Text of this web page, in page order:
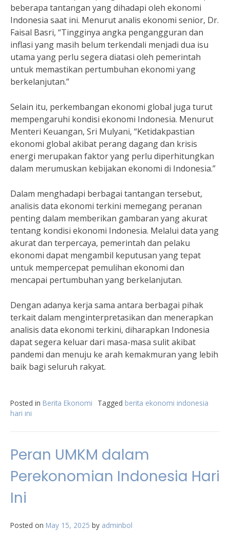
beberapa tantangan yang dihadapi oleh ekonomi
Indonesia saat ini. Menurut analis ekonomi senior, Dr.
Faisal Basri, “Tingginya angka pengangguran dan
inflasi yang masih belum terkendali menjadi dua isu
utama yang perlu segera diatasi oleh pemerintah
untuk memastikan pertumbuhan ekonomi yang
berkelanjutan.”
Selain itu, perkembangan ekonomi global juga turut
mempengaruhi kondisi ekonomi Indonesia. Menurut
Menteri Keuangan, Sri Mulyani, “Ketidakpastian
ekonomi global akibat perang dagang dan krisis
energi merupakan faktor yang perlu diperhitungkan
dalam merumuskan kebijakan ekonomi di Indonesia.”
Dalam menghadapi berbagai tantangan tersebut,
analisis data ekonomi terkini memegang peranan
penting dalam memberikan gambaran yang akurat
tentang kondisi ekonomi Indonesia. Melalui data yang
akurat dan terpercaya, pemerintah dan pelaku
ekonomi dapat mengambil keputusan yang tepat
untuk mempercepat pemulihan ekonomi dan
mencapai pertumbuhan yang berkelanjutan.
Dengan adanya kerja sama antara berbagai pihak
terkait dalam menginterpretasikan dan menerapkan
analisis data ekonomi terkini, diharapkan Indonesia
dapat segera keluar dari masa-masa sulit akibat
pandemi dan menuju ke arah kemakmuran yang lebih
baik bagi seluruh rakyat.
Posted in Berita Ekonomi Tagged berita ekonomi indonesia
hari ini
Peran UMKM dalam
Perekonomian Indonesia Hari
Ini
Posted on May 15, 2025 by adminbol